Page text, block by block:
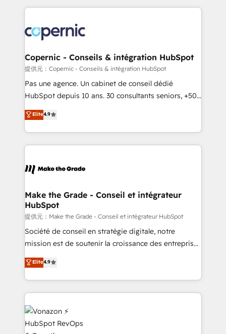
lasts. So if you're ready to become the most trusted
voice in your market, let’s talk.
HubSpot's Global Partner of the Year in 2024,
worldwide, and with over 15 years in the ecosystem,
Huble has built a track record that speaks for itself.
One company, one operating model, delivering
across offices and consulting teams in the UK, USA,
Canada, Germany, France, Belgium, Singapore, and
South Africa. Certified compliant with ISO/IEC
international offices and 175+ employees.
Copernic - Conseils & intégration HubSpot
提供元：Copernic - Conseils & intégration HubSpot
Pas une agence. Un cabinet de conseil dédié
HubSpot depuis 10 ans. 30 consultants seniors, +500
clients, un ROI mesurable. Notre mission : faire de
HubSpot un vrai levier de performance pour votre
organisation. Cela passe par la compréhension de
vos processus, la fiabilisation de vos données et
la plateforme. Nos domaines d'intervention : -
& reprise de données - Stratégie RevOps &
alignement Marketing / Sales - Data, reporting &
tableaux de bord - Onboarding, audit &
optimisation - Intégrations métiers (ERP, téléphonie,
e-commerce) - Formation & accompagnement au
et grandes entreprises en France et à l'international,
dans des secteurs variés : SaaS, immobilier,
Elite4.9
Make the Grade - Conseil et intégrateur
HubSpot
提供元：Make the Grade - Conseil et intégrateur HubSpot
Société de conseil en stratégie digitale, notre
mission est de soutenir la croissance des entreprises
B2B à travers l’acquisition de nouveaux clients,
l'intégration CRM et le développement des revenus
auprès de vos comptes existants. En France et à
l'international, nous travaillons avec des ETI
ambitieuses, des grands groupes voulant aller au-
delà d’une simple transformation digitale et des
startups florissantes. Nos 3 grandes expertises sont :
Elite4.9